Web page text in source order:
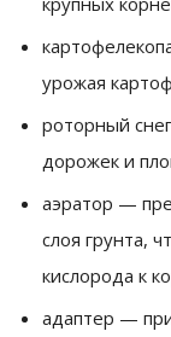
урожая
роторный
дорожек и
аэратор —
слоя грунта,
кислорода к
адаптер —